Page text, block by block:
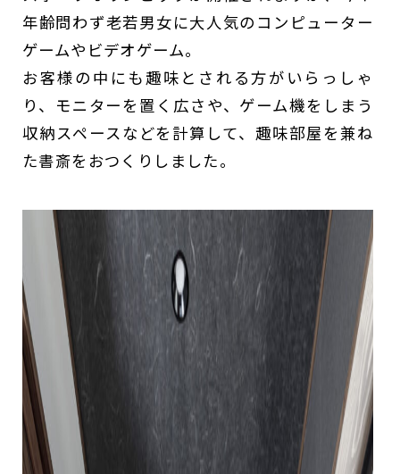
年齢問わず老若男女に大人気のコンピューター
ゲームやビデオゲーム。
お客様の中にも趣味とされる方がいらっしゃ
り、モニターを置く広さや、ゲーム機をしまう
収納スペースなどを計算して、趣味部屋を兼ね
た書斎をおつくりしました。